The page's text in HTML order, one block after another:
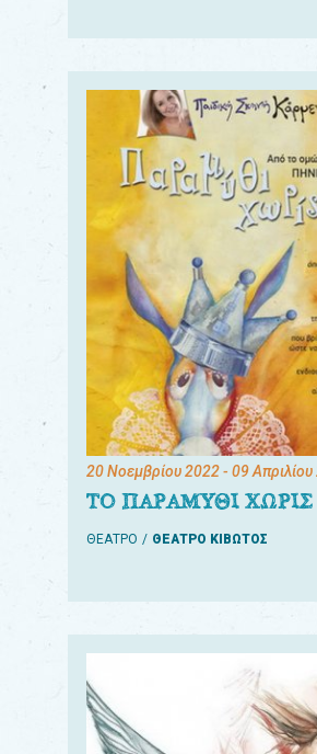
20 Νοεμβρίου 2022- 09
ΤΟ ΠΑΡΑΜΥΘΙ
ΘΕΑΤΡΟ ΘΕΑΤΡΟ ΚΙΒΩΤΟΣ